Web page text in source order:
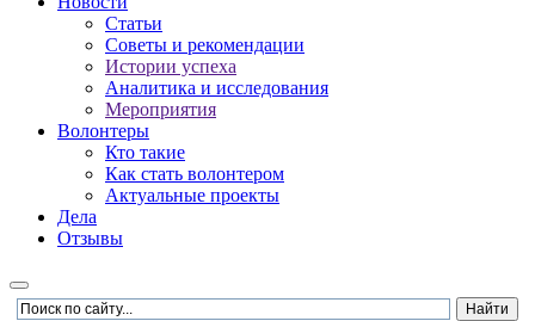
Статьи
Советы и рекомендации
Истории успеха
Аналитика и исследования
Мероприятия
Волонтеры
Кто такие
Как стать волонтером
Актуальные проекты
Дела
Отзывы